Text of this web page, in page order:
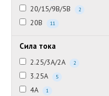
20/15/9В/5В 2
20В 11
Сила тока
2.25/3А/2А 2
3.25А 5
4А 1